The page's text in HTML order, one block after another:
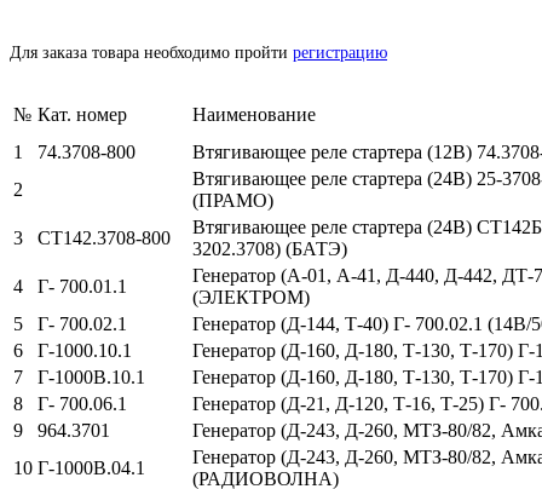
Для заказа товара необходимо пройти регистрацию
№ Кат. номер
Наименование
1
74.3708-800
Втягивающее реле стартера (12В)
2
Втягивающее реле стартера (24В) 25-
(ПРАМО)
3
СТ142.3708-800
Втягивающее реле стартера (24В)
3202.3708) (БАТЭ)
4
Г- 700.01.1
Генератор (А-01, А-41, Д-440, Д-442,
(ЭЛЕКТРОМ)
5
Г- 700.02.1
Генератор (Д-144, Т-40) Г- 700.02.1
6
Г-1000.10.1
Генератор (Д-160, Д-180, Т-130, Т-170)
7
Г-1000В.10.1
Генератор (Д-160, Д-180, Т-130, Т-170)
8
Г- 700.06.1
Генератор (Д-21, Д-120, Т-16, Т-25) Г-
9
964.3701
Генератор (Д-243, Д-260, МТЗ-80/82,
10 Г-1000В.04.1
Генератор (Д-243, Д-260, МТЗ-80/82,
(РАДИОВОЛНА)